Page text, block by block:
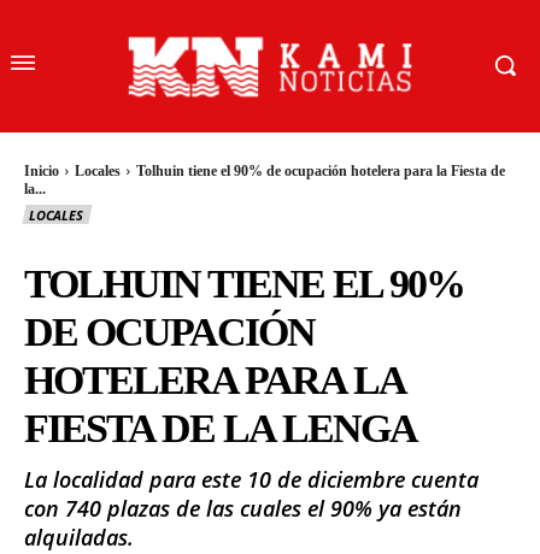
Inicio Locales
Tolhuin tiene el 90% de ocupación hotelera para la Fiesta de
la...
LOCALES
TOLHUIN TIENE EL 90%
DE OCUPACIÓN
HOTELERA PARA LA
FIESTA DE LA LENGA
La localidad para este 10 de diciembre cuenta
con 740 plazas de las cuales el 90% ya están
alquiladas.